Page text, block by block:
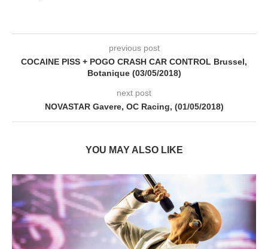
previous post
COCAINE PISS + POGO CRASH CAR CONTROL Brussel,
Botanique (03/05/2018)
next post
NOVASTAR Gavere, OC Racing, (01/05/2018)
YOU MAY ALSO LIKE